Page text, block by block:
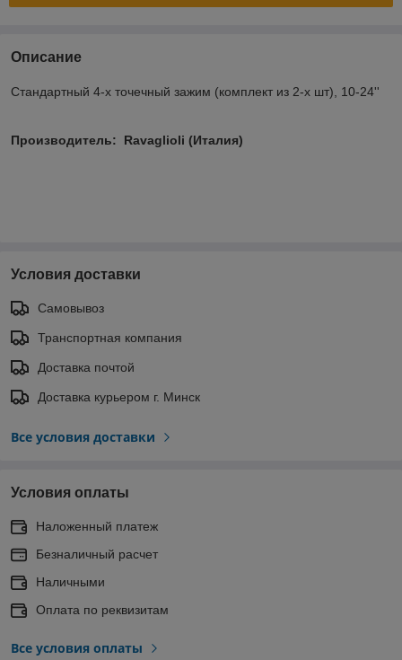
Описание
Стандартный 4-х точечный зажим (комплект из 2-х шт), 10-24''
Производитель: Ravaglioli (Италия)
Условия доставки
Самовывоз
Транспортная компания
Доставка почтой
Доставка курьером г. Минск
Все условия доставки
Условия оплаты
Наложенный платеж
Безналичный расчет
Наличными
Оплата по реквизитам
Все условия оплаты